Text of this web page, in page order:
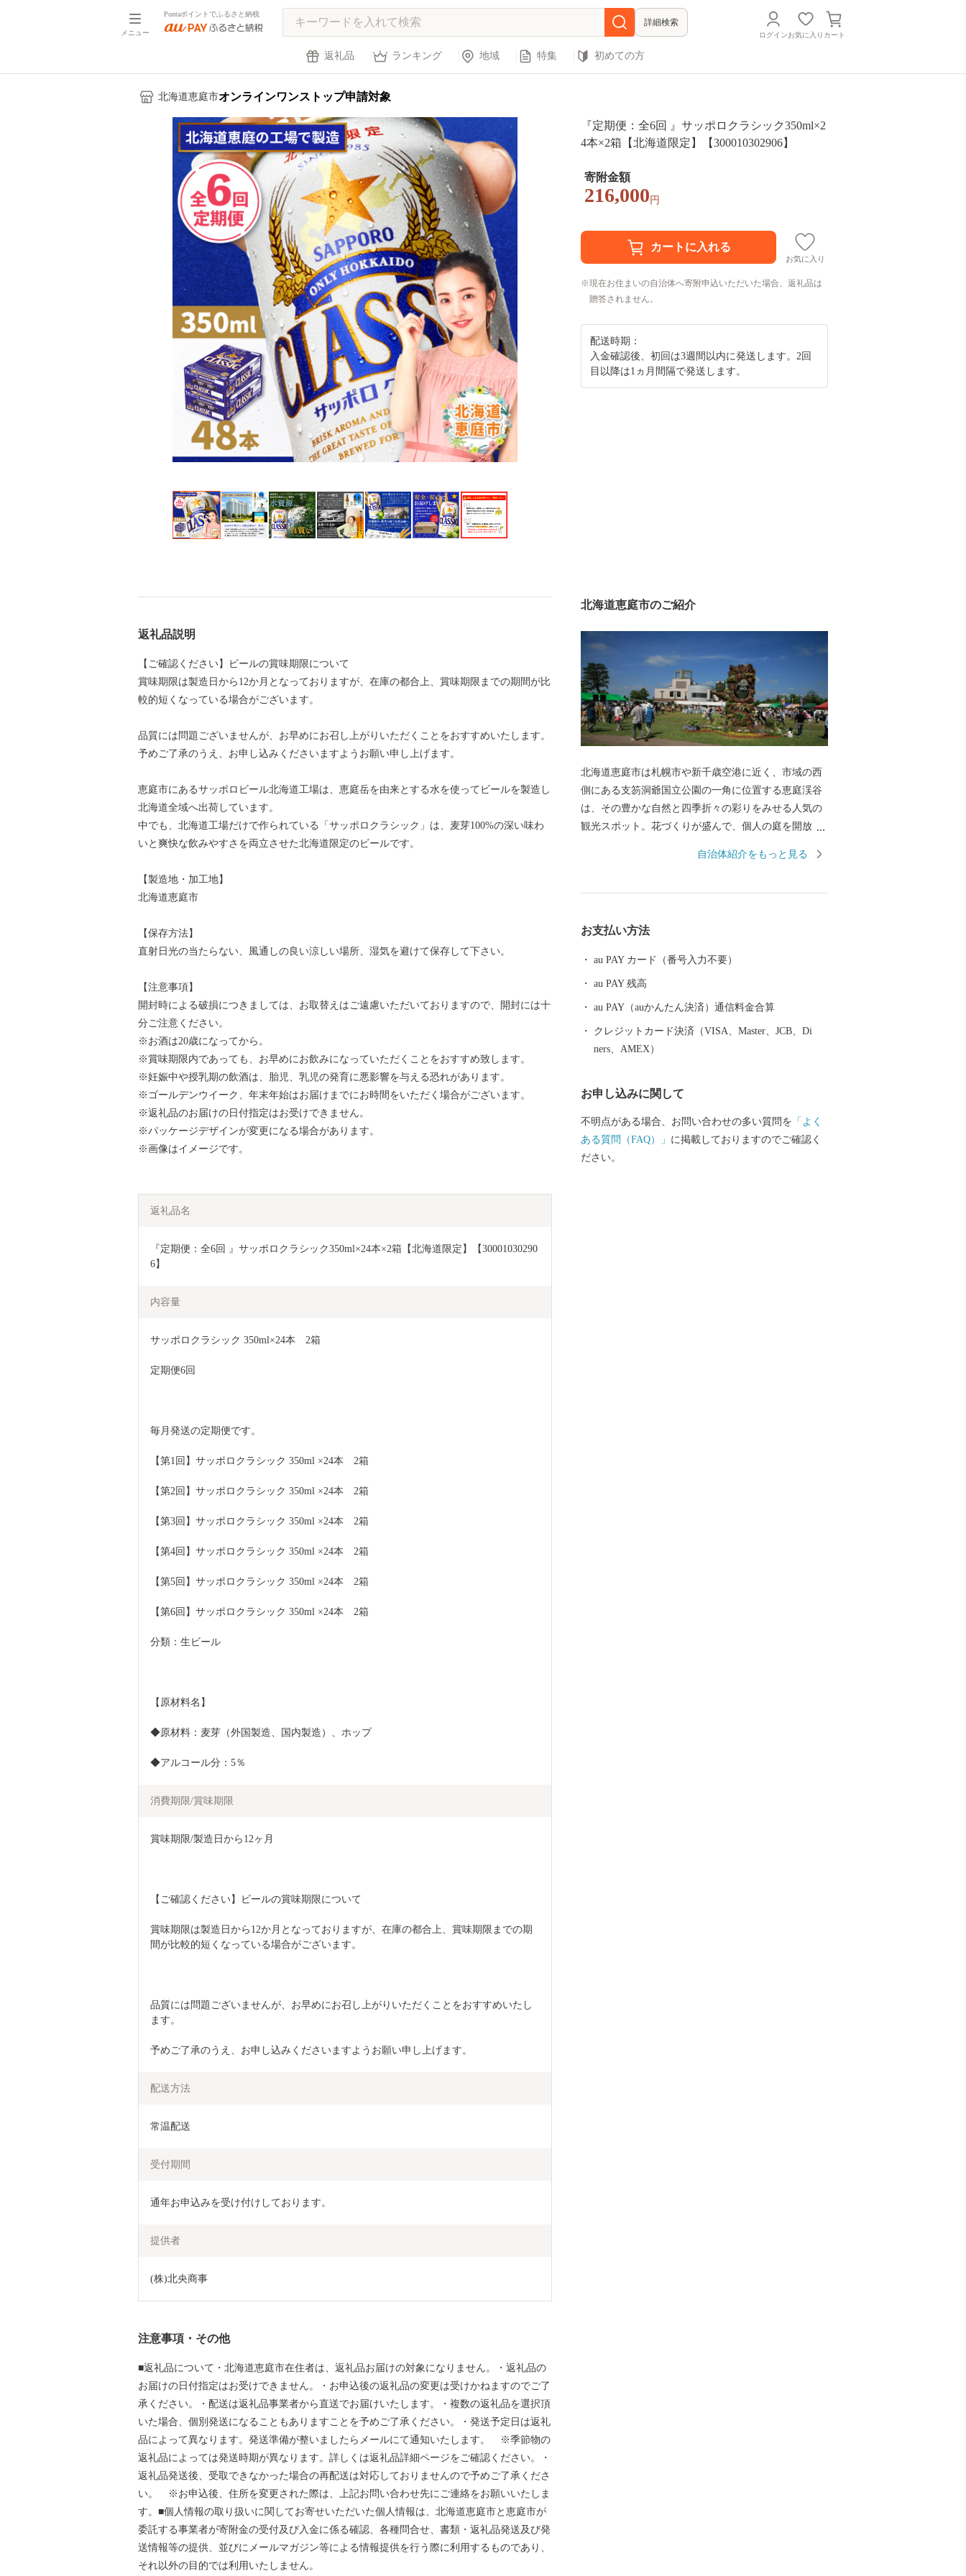
メニュー
Pontaポイントでふるさと納税
詳細検索
ログインお気に入り カート
返礼品 ランキング 地域 特集 初めての方
北海道恵庭市オンラインワンストップ申請対象
『定期便：全6回 』サッポロクラシック350ml×2
4本×2箱【北海道限定】【300010302906】
寄附金額
216,000 円
お気に入り
現在お住まいの自治体へ寄附申込いただいた場合、返礼品は
贈答されません。
配送時期：
入金確認後、初回は3週間以内に発送します。2回
目以降は1ヵ月間隔で発送します。
返礼品説明
【ご確認ください】ビールの賞味期限について
賞味期限は製造日から12か月となっておりますが、在庫の都合上、賞味期限までの期間が比
較的短くなっている場合がございます。
品質には問題ございませんが、お早めにお召し上がりいただくことをおすすめいたします。
予めご了承のうえ、お申し込みくださいますようお願い申し上げます。
恵庭市にあるサッポロビール北海道工場は、恵庭岳を由来とする水を使ってビールを製造し
北海道全域へ出荷しています。
中でも、北海道工場だけで作られている「サッポロクラシック」は、麦芽100%の深い味わ
いと爽快な飲みやすさを両立させた北海道限定のビールです。
【製造地・加工地】
北海道恵庭市
【保存方法】
直射日光の当たらない、風通しの良い涼しい場所、湿気を避けて保存して下さい。
【注意事項】
開封時による破損につきましては、お取替えはご遠慮いただいておりますので、開封には十
分ご注意ください。
※お酒は20歳になってから。
※賞味期限内であっても、お早めにお飲みになっていただくことをおすすめ致します。
※妊娠中や授乳期の飲酒は、胎児、乳児の発育に悪影響を与える恐れがあります。
※ゴールデンウイーク、年末年始はお届けまでにお時間をいただく場合がございます。
※返礼品のお届けの日付指定はお受けできません。
※パッケージデザインが変更になる場合があります。
※画像はイメージです。
返礼品名
『定期便：全6回 』サッポロクラシック350ml×24本×2箱【北海道限定】【30001030290
6】
内容量
サッポロクラシック 350ml×24本　2箱
定期便6回
毎月発送の定期便です。
【第1回】サッポロクラシック 350ml ×24本　2箱
【第2回】サッポロクラシック 350ml ×24本　2箱
【第3回】サッポロクラシック 350ml ×24本　2箱
【第4回】サッポロクラシック 350ml ×24本　2箱
【第5回】サッポロクラシック 350ml ×24本　2箱
【第6回】サッポロクラシック 350ml ×24本　2箱
分類：生ビール
【原材料名】
◆原材料：麦芽（外国製造、国内製造）、ホップ
◆アルコール分：5％
消費期限/賞味期限
賞味期限/製造日から12ヶ月
【ご確認ください】ビールの賞味期限について
賞味期限は製造日から12か月となっておりますが、在庫の都合上、賞味期限までの期
間が比較的短くなっている場合がございます。
品質には問題ございませんが、お早めにお召し上がりいただくことをおすすめいたし
ます。
予めご了承のうえ、お申し込みくださいますようお願い申し上げます。
配送方法
常温配送
受付期間
通年お申込みを受け付けしております。
提供者
(株)北央商事
注意事項・その他
■返礼品について・北海道恵庭市在住者は、返礼品お届けの対象になりません。・返礼品の
お届けの日付指定はお受けできません。・お申込後の返礼品の変更は受けかねますのでご了
承ください。・配送は返礼品事業者から直送でお届けいたします。・複数の返礼品を選択頂
いた場合、個別発送になることもありますことを予めご了承ください。・発送予定日は返礼
品によって異なります。発送準備が整いましたらメールにて通知いたします。 ※季節物の
返礼品によっては発送時期が異なります。詳しくは返礼品詳細ページをご確認ください。・
返礼品発送後、受取できなかった場合の再配送は対応しておりませんので予めご了承くださ
い。 ※お申込後、住所を変更された際は、上記お問い合わせ先にご連絡をお願いいたしま
す。■個人情報の取り扱いに関してお寄せいただいた個人情報は、北海道恵庭市と恵庭市が
委託する事業者が寄附金の受付及び入金に係る確認、各種問合せ、書類・返礼品発送及び発
送情報等の提供、並びにメールマガジン等による情報提供を行う際に利用するものであり、
それ以外の目的では利用いたしません。
北海道恵庭市のご紹介
北海道恵庭市は札幌市や新千歳空港に近く、市域の西
側にある支笏洞爺国立公園の一角に位置する恵庭渓谷
は、その豊かな自然と四季折々の彩りをみせる人気の
観光スポット。花づくりが盛んで、個人の庭を開放し
学に訪れています。 読書活動も盛んで、全国に先駆け
連企業の立地が進んでいます。 恵庭市が目指す将来都
市像は「花・水・緑 人がつながり夢ふくらむまち
を応援していただける皆様からのご支援をお待ちして
おります。
自治体紹介をもっと見る
お支払い方法
au PAY カード（番号入力不要）
au PAY 残高
au PAY（auかんたん決済）通信料金合算
クレジットカード決済（VISA、Master、JCB、Di
ners、AMEX）
お申し込みに関して
不明点がある場合、お問い合わせの多い質問を 「よく
ある質問（FAQ）」 に掲載しておりますのでご確認く
ださい。